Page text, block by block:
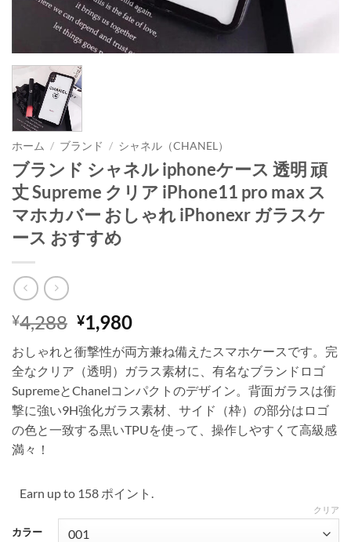
ホーム / ブランド / シャネル（CHANEL）
ブランド シャネル iphoneケース 透明 頑
丈 Supreme クリア iPhone11 pro max ス
マホカバー おしゃれ iPhonexr ガラスケ
ース おすすめ
¥4,288 元
の
価
格
は
¥4,288
で
¥1,980現
在
の
価
格
は
¥1,980
おしゃれと衝撃性が両方兼ね備えたスマホケースです。完
全なクリア（透明）ガラス素材に、有名なブランドロゴ
SupremeとChanelコンパクトのデザイン。背面ガラスは衝
撃に強い9H強化ガラス素材、サイド（枠）の部分はロゴ
の色と一致する黒いTPUを使って、操作しやすくて高級感
満々！
Earn up to 158 ポイント.
カラー
クリア